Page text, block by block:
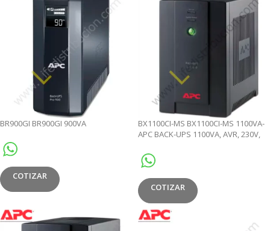
BR900GI BR900GI 900VA
COTIZAR
BX1100CI-MS BX1100CI-MS 1100VA-
APC BACK-UPS 1100VA, AVR, 230V,
COTIZAR